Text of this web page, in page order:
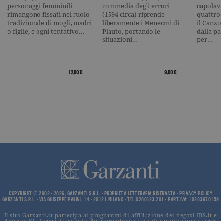
personaggi femminili
rimangono fissati nel ruolo
tradizionale di mogli, madri
o figlie, e ogni tentativo…
12,00 €
commedia degli errori
(1594 circa) riprende
liberamente i Menecmi di
Plauto, portando le
situazioni…
9,00 €
il
dalla
per…
COPYRIGHT © 2002 - 2026, GARZANTI S.R.L. - PROPRIETÀ LETTERARIA RISERVATA - PRIVACY POLICY
GARZANTI S.R.L. - VIA GIUSEPPE PARINI, 14 - 20121 MILANO - TEL.0200623.201 - PART.IVA: 10283970159
Il sito Garzanti.it partecipa ai programmi di affiliazione dei negozi IBS.it e
numero
univoco
del sito
cui si
servizio di
analisi più
utilizzato